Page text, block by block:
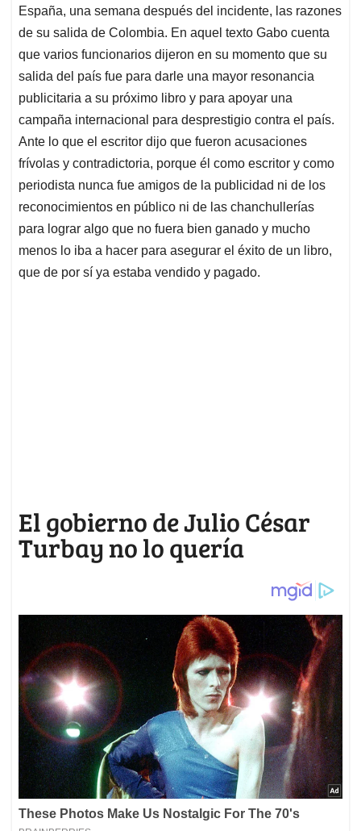
España, una semana después del incidente, las razones
de su salida de Colombia. En aquel texto Gabo cuenta
que varios funcionarios dijeron en su momento que su
salida del país fue para darle una mayor resonancia
publicitaria a su próximo libro y para apoyar una
campaña internacional para desprestigio contra el país.
Ante lo que el escritor dijo que fueron acusaciones
frívolas y contradictoria, porque él como escritor y como
periodista nunca fue amigos de la publicidad ni de los
reconocimientos en público ni de las chanchullerías
para lograr algo que no fuera bien ganado y mucho
menos lo iba a hacer para asegurar el éxito de un libro,
que de por sí ya estaba vendido y pagado.
El gobierno de Julio César
Turbay no lo quería